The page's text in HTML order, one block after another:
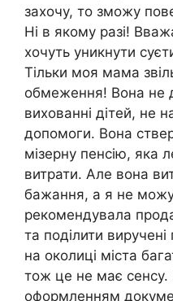
захочу, то зможу
Ні в якому разі!
хочуть уникнути
Тільки моя мама
обмеження! Вона не
вихованні дітей, не
допомоги. Вона
мізерну пенсію, яка
витрати. Але вона
бажання, а я не
рекомендувала
та поділити
на околиці міста
тож це не має сенсу.
оформленням